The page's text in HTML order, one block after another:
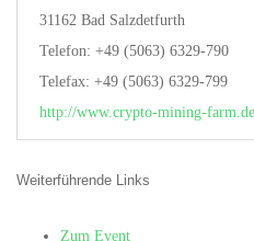
31162 Bad Salzdetfurth
Telefon: +49 (5063) 6329-790
Telefax: +49 (5063) 6329-799
http://www.crypto-mining-
Weiterführende Links
Zum Event